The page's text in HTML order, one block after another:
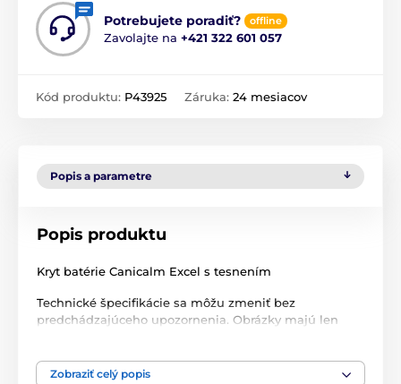
Potrebujete poradiť? offline
Zavolajte na +421 322 601 057
Kód produktu: P43925 Záruka: 24 mesiacov
Popis a parametre
Popis produktu
Kryt batérie Canicalm Excel s tesnením
Technické špecifikácie sa môžu zmeniť bez
predchádzajúceho upozornenia. Obrázky majú len
Zobraziť celý popis